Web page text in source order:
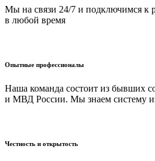
Мы на связи 24/7 и подключимся
в любой время
Опытные профессионалы
Наша команда состоит из бывших
и МВД России. Мы знаем систему
Честность и открытость